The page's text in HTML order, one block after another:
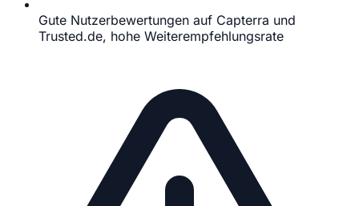
Gute Nutzerbewertungen auf Capterra und
Trusted.de, hohe Weiterempfehlungsrate